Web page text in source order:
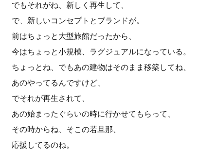
でもそれがね、新しく再生して、
で、新しいコンセプトとブランドが。
前はちょっと大型旅館だったから、
今はちょっと小規模、ラグジュアルになっている。
ちょっとね、でもあの建物はそのまま移築してね、
あのやってるんですけど、
でそれが再生されて、
あの始まったぐらいの時に行かせてもらって、
その時からね、そこの若旦那、
応援してるのね。